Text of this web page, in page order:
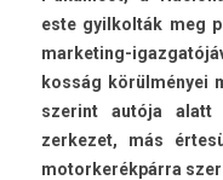
este gyil­kolták meg
marketing-
kosság körülményei
szerint autója alatt
zerkezet, más
motor­kerék­párra